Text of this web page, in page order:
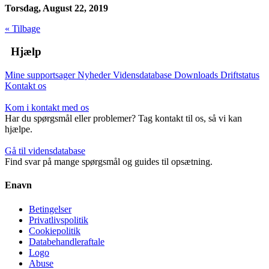
Torsdag, August 22, 2019
« Tilbage
Hjælp
Mine supportsagerNyhederVidensdatabase Downloads Driftstatus
Kontakt os
Kom i kontakt med os
Har du spørgsmål eller problemer? Tag kontakt til os, så vi kan
hjælpe.
Gå til vidensdatabase
Find svar på mange spørgsmål og guides til opsætning.
Enavn
Betingelser
Privatlivspolitik
Cookiepolitik
Databehandleraftale
Logo
Abuse